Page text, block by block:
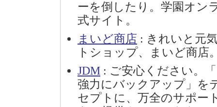
ーを倒したり。学園オン
式サイト。
まいど商店 : きれいと元
トショップ、まいど商店
JDM : ご安心ください。
強力にバックアップ」を
セプトに、万全のサポー